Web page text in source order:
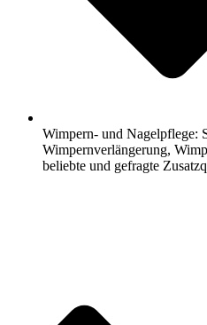
Wimpern- und Nagelpflege:
Wimpernverlängerung,
beliebte und gefragte